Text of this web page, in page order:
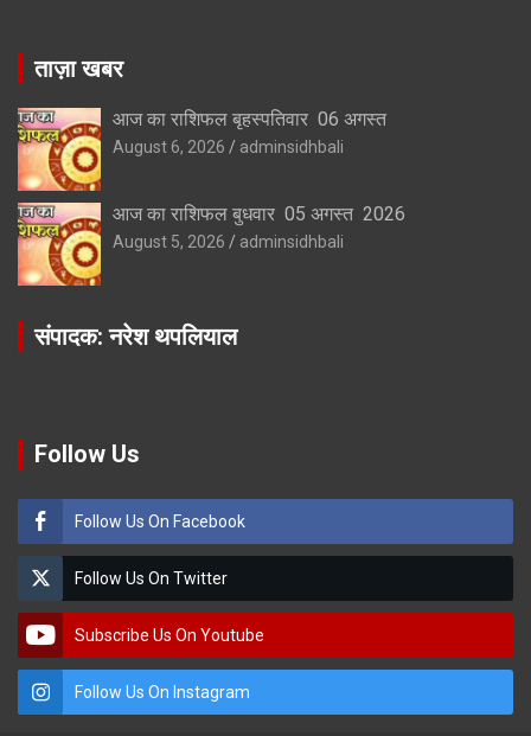
ताज़ा खबर
आज का राशिफल बृहस्पतिवार 06 अगस्त
August 6, 2026 adminsidhbali
आज का राशिफल बुधवार 05 अगस्त 2026
August 5, 2026 adminsidhbali
संपादक: नरेश थपलियाल
Follow Us
Follow Us On Facebook
Follow Us On Twitter
Subscribe Us On Youtube
Follow Us On Instagram